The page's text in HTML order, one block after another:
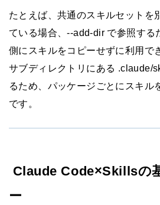
たとえば、共通のスキルセットを
ている場合、--add-dir で参照する
側にスキルをコピーせずに利用で
サブディレクトリにある .claude/
るため、パッケージごとにスキル
です。
Claude Code×Skillsの
ー